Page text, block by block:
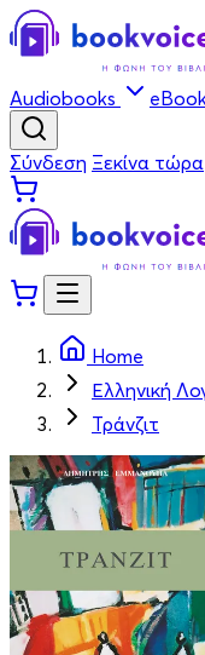
Audiobooks
Σύνδεση Ξεκίνα τώρα
Home
Ελληνική
Τράνζιτ